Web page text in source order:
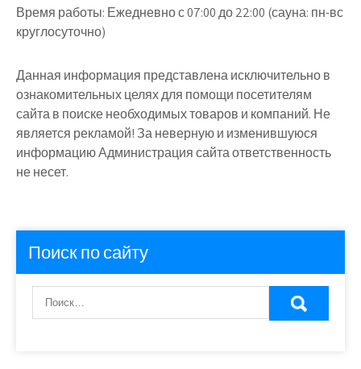
Время работы: Ежедневно с 07:00 до 22:00 (сауна: пн-вс
круглосуточно)
Данная информация представлена исключительно в
ознакомительных целях для помощи посетителям
сайта в поиске необходимых товаров и компаний. Не
является рекламой! За неверную и изменившуюся
информацию Администрация сайта ответственность
не несет.
Поиск по сайту